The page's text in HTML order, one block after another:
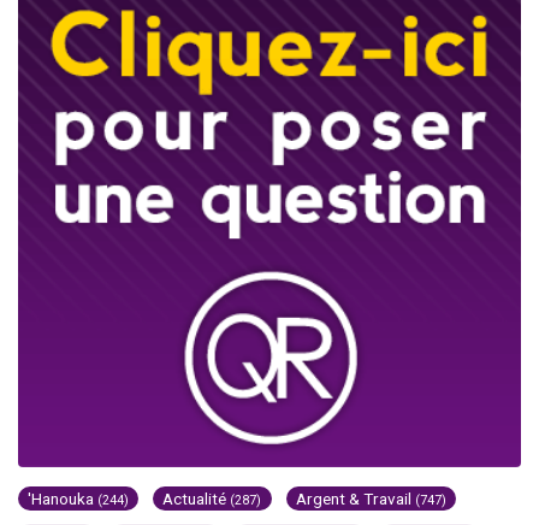
'Hanouka (244) Actualité (287) Argent & Travail (747)